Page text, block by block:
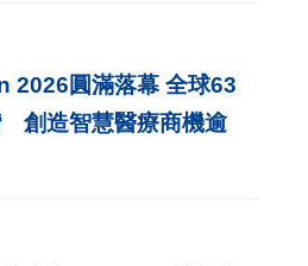
2026圓滿落幕 全球63
創造智慧醫療商機逾